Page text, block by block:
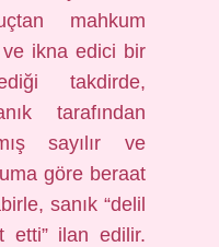
mahkum
ikna edici bir
takdirde,
tarafından
sayılır ve
göre beraat
sanık “delil
etti” ilan edilir.